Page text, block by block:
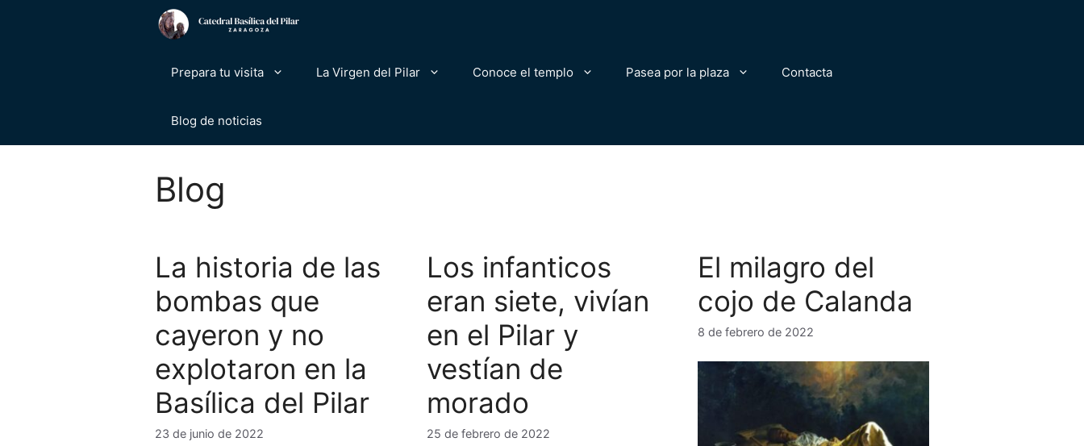
Prepara tu visita La Virgen del Pilar Conoce el templo Pasea por la plaza Contacta
Blog de noticias
Blog
La historia de las
bombas que
cayeron y no
explotaron en la
Basílica del Pilar
23 de junio de 2022
Los infanticos
eran siete, vivían
en el Pilar y
vestían de
morado
25 de febrero de 2022
El milagro del
cojo de Calanda
8 de febrero de 2022